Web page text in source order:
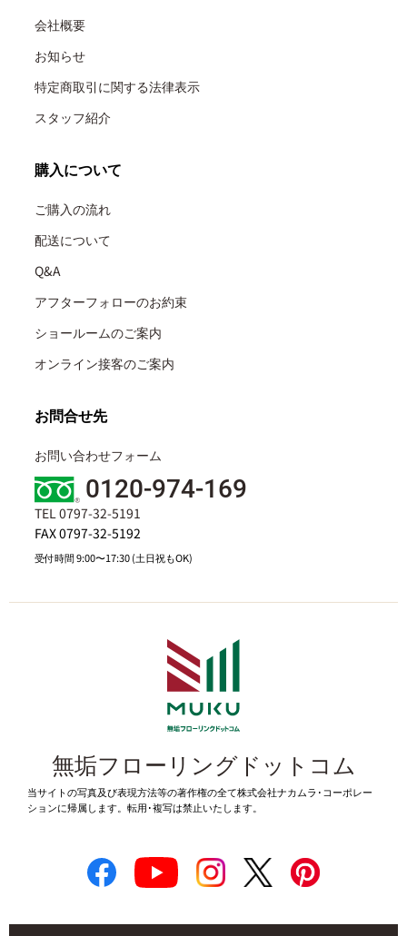
会社概要
お知らせ
特定商取引に関する法律表示
スタッフ紹介
購入について
ご購入の流れ
配送について
Q&A
アフターフォローのお約束
ショールームのご案内
オンライン接客のご案内
お問合せ先
お問い合わせフォーム
0120-974-169
TEL 0797-32-5191
FAX 0797-32-5192
受付時間 9:00〜17:30 (土日祝もOK)
無垢フローリングドットコム
当サイトの写真及び表現方法等の著作権の全て株式会社ナカムラ･コーポレー
ションに帰属します。転用･複写は禁止いたします。